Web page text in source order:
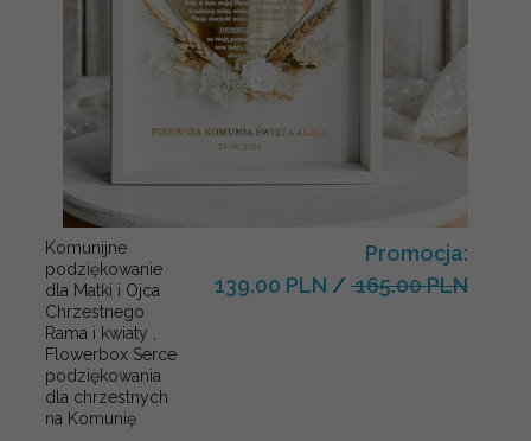
Komunijne
podziękowanie
dla Matki i Ojca
Chrzestnego
Rama i kwiaty ,
Flowerbox Serce
podziękowania
dla chrzestnych
na Komunię
Promocja:
139.00 PLN / 165.00 PLN